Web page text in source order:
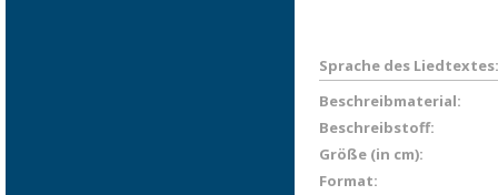
Sprache des Liedtextes:
Beschreibmaterial:
Beschreibstoff:
Größe (in cm):
Format: